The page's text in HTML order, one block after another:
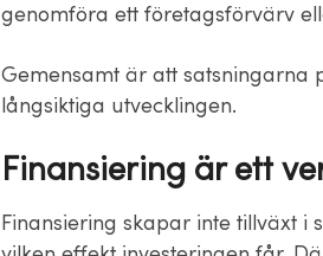
genomföra ett företagsförvärv
Gemensamt är att satsningarna
långsiktiga utvecklingen.
Finansiering är ett
Finansiering skapar inte tillväxt